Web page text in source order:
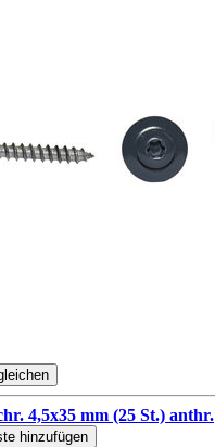
4,5x35 mm (25 St.) anthr.
hinzufügen